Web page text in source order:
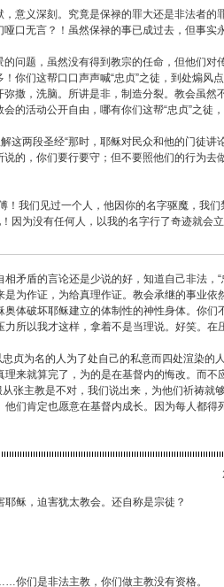
意义深刻。究竟是保禄的罪大还是非法者的
口无言？！虽然保禄的事已成过去，但事实
问题，虽然没有得到教宗的任命，但他们对
你们这帮口口声声喊“忠贞”之徒，到处煽风
撒，洗脑。所讲是非，制造分裂。教会虽然
的活动公开自由，哪有你们这帮“忠贞”之徒
这两段圣经“那时，耶稣对民众和他的门徒讲
的，你们要行要守；但不要照他们的行为去
！我们见过一个人，他因你的名字驱魔，我
因为没有任何人，以我的名字行了奇迹就会
矛盾的言论还是少说的好，知道自己非法，
是为作证，为给真理作证。教会承继的事业依
奥体破坏耶稣建立的体制性的神性身体。你们
力所以我才这样，拿着不是当理说。好笑。在
贞为名的人为了处自己的私意而四处渲染的
理来就算完了，为的是在基督内的悔改。而不
张主教是不对，我们说出来，为他们祈祷就
他们肯定也愿意在基督内成长。因为每人都得
稣，迫害犹太教会。还自称是宗徒？
你们是非法主教，你们做主教没有资格。